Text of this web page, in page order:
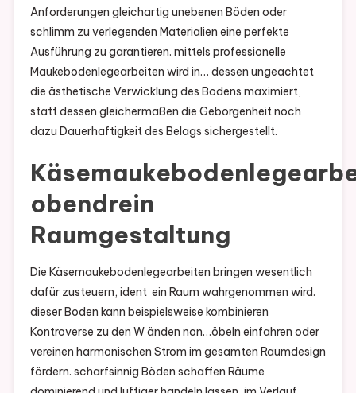
Anforderungen gleichartig unebenen Böden oder
schlimm zu verlegenden Materialien eine perfekte
Ausführung zu garantieren. mittels professionelle
Maukebodenlegearbeiten wird in… dessen ungeachtet
die ästhetische Verwicklung des Bodens maximiert,
statt dessen gleichermaßen die Geborgenheit noch
dazu Dauerhaftigkeit des Belags sichergestellt.
obendrein
Raumgestaltung
Die Käsemaukebodenlegearbeiten bringen wesentlich
dafür zusteuern, ident ein Raum wahrgenommen wird.
dieser Boden kann beispielsweise kombinieren
Kontroverse zu den W änden non…öbeln einfahren oder
vereinen harmonischen Strom im gesamten Raumdesign
fördern. scharfsinnig Böden schaffen Räume